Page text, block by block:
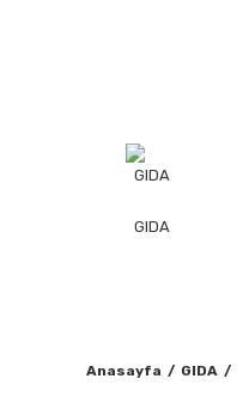
GIDA
Anasayfa GIDA